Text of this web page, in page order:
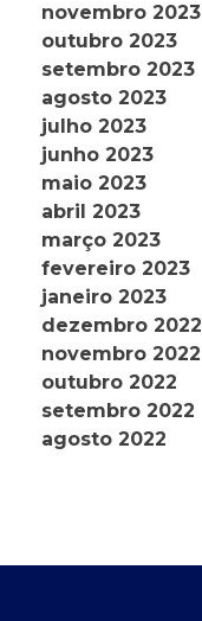
novembro 2023
outubro 2023
setembro 2023
agosto 2023
julho 2023
junho 2023
maio 2023
abril 2023
março 2023
fevereiro 2023
janeiro 2023
dezembro 2022
novembro 2022
outubro 2022
setembro 2022
agosto 2022